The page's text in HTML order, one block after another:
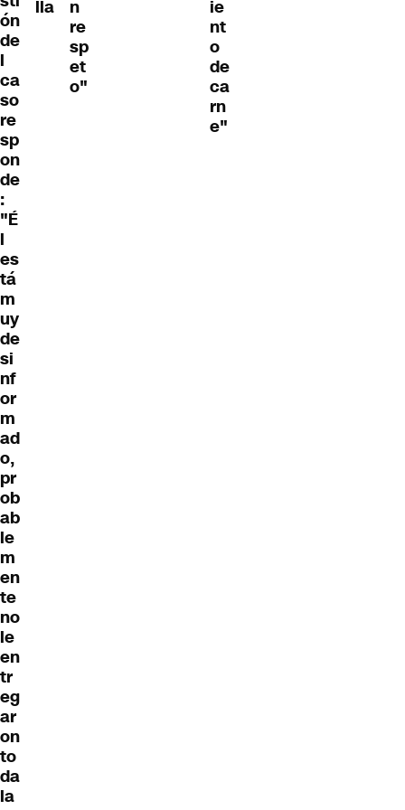
ón
de
l
ca
so
re
sp
on
de
:
"É
l
es
tá
m
uy
de
si
nf
or
m
ad
o,
pr
ob
ab
le
m
en
te
no
le
en
tr
eg
ar
on
to
da
la
lla
n
re
sp
et
o"
ie
nt
o
de
ca
rn
e"